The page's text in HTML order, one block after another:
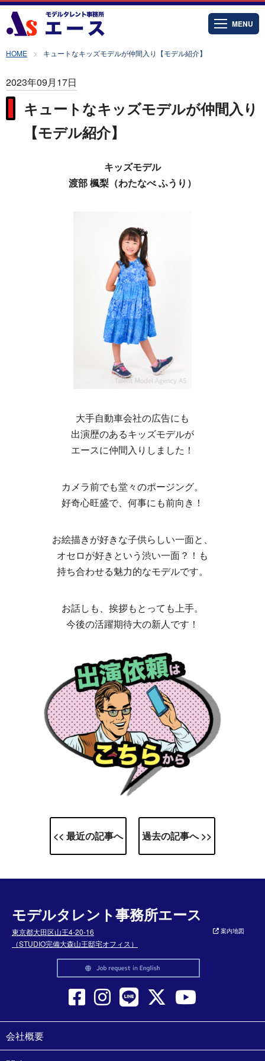
MENU
HOME キュートなキッズモデルが仲間入り【モデル紹介】
2023年09月17日
キュートなキッズモデルが仲間入り
【モデル紹介】
キッズモデル
渡部 楓梨（わたなべ ふうり）
大手自動車会社の広告にも
出演歴のあるキッズモデルが
エースに仲間入りしました！
カメラ前でも堂々のポージング。
好奇心旺盛で、何事にも前向き！
お絵描きが好きな子供らしい一面と、
オセロが好きという渋い一面？！も
持ち合わせる魅力的なモデルです。
お話しも、挨拶もとっても上手。
今後の活躍期待大の新人です！
<< 最近の記事へ 過去の記事へ >>
モデルタレント事務所エース
東京都大田区山王4-20-16
（STUDIO完備大森山王邸宅オフィス）
案内地図
会社概要